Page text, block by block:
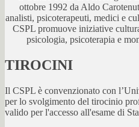
ottobre 1992 da Aldo
analisti, psicoterapeuti, medici e
CSPL promuove iniziative
psicologia, psicoterapia e
TIROCINI
Il CSPL è convenzionato con
per lo svolgimento del tirocinio
valido per l'accesso all'esame di